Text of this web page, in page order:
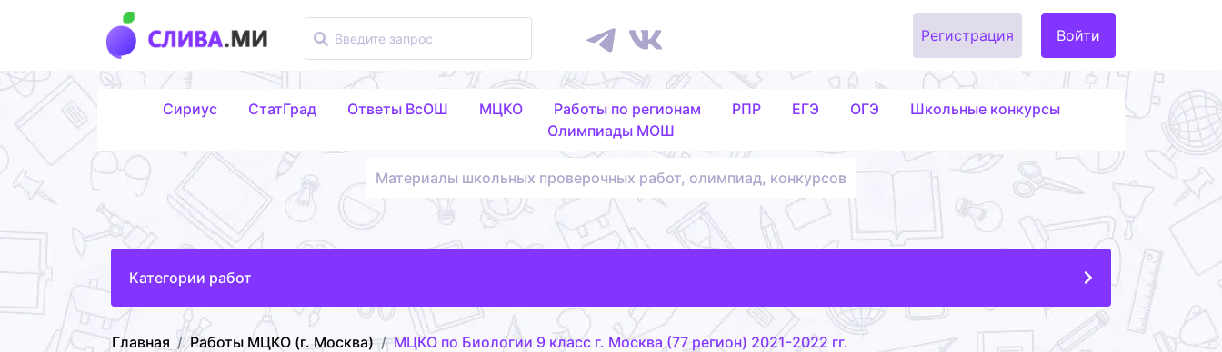
Регистрация Войти
Сириус СтатГрад Ответы ВсОШ МЦКО Работы по регионам РПР ЕГЭ ОГЭ
Школьные конкурсы
Олимпиады МОШ
Материалы школьных проверочных работ, олимпиад, конкурсов
Категории работ
Главная Работы МЦКО (г. Москва) МЦКО по Биологии 9 класс г. Москва (77 регион) 2021-2022 гг.